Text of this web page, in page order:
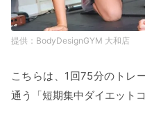
BodyDesignGYM 大和店
こちらは、1回75分のトレ
通う「短期集中ダイエット